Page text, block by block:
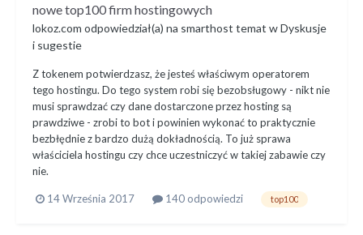
nowe top100 firm hostingowych
lokoz.com odpowiedział(a) na smarthost temat wDyskusje
i sugestie
Z tokenem potwierdzasz, że jesteś właściwym operatorem
tego hostingu. Do tego system robi się bezobsługowy - nikt nie
musi sprawdzać czy dane dostarczone przez hosting są
prawdziwe - zrobi to bot i powinien wykonać to praktycznie
bezbłędnie z bardzo dużą dokładnością. To już sprawa
właściciela hostingu czy chce uczestniczyć w takiej zabawie czy
nie.
14 Września 2017 140 odpowiedzi top100